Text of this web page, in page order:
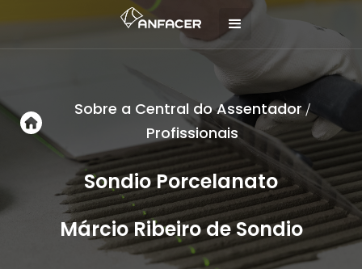
Sobre a Central do Assentador/
Profissionais
Sondio Porcelanato
Márcio Ribeiro de Sondio